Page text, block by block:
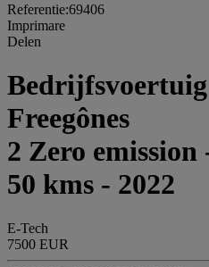
Referentie:69406
Imprimare
Delen
Freegônes
2 Zero
50 kms - 2022
E-Tech
7500 EUR